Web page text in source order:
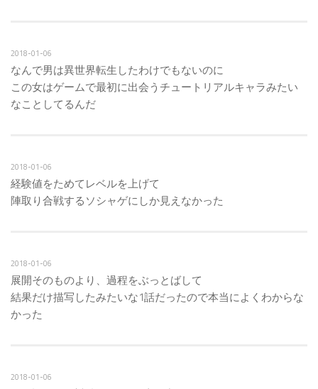
2018-01-06
なんで男は異世界転生したわけでもないのに
この女はゲームで最初に出会うチュートリアルキャラみたい
なことしてるんだ
2018-01-06
経験値をためてレベルを上げて
陣取り合戦するソシャゲにしか見えなかった
2018-01-06
展開そのものより、過程をぶっとばして
結果だけ描写したみたいな1話だったので本当によくわからな
かった
2018-01-06